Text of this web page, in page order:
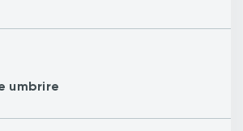
umbrire